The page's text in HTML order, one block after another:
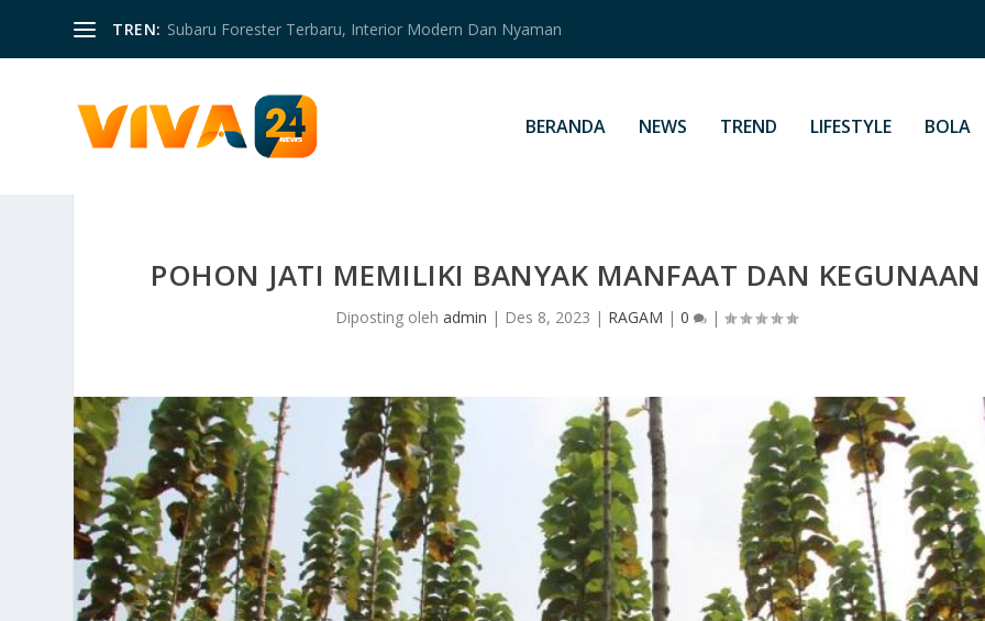
TREN: Subaru Forester Terbaru, Interior Modern Dan Nyaman
BERANDA NEWS TREND LIFESTYLE BOLA
POHON JATI MEMILIKI BANYAK MANFAAT DAN KEGUNAAN
Diposting oleh admin | Des 8, 2023 | RAGAM | 0 |